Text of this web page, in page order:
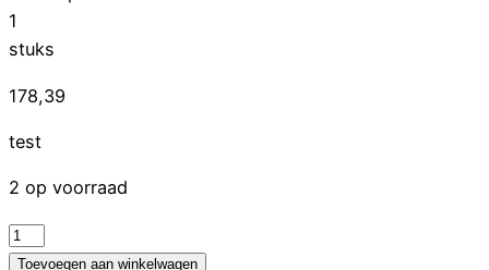
1
stuks
178,39
test
2 op voorraad
test
aantal
Toevoegen aan winkelwagen